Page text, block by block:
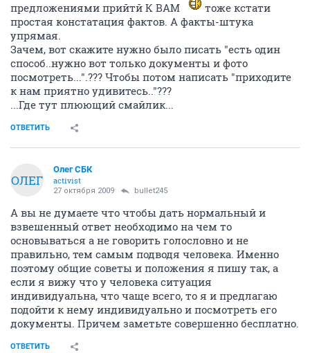
предложениями прийтй К ВАМ
тоже кстати
простая констатация фактов. А факты-штука
упрямая.
Зачем, вот скажите нужно было писать "есть один
способ..нужно вот только документы и фото
посмотреть...".??? Чтобы потом написать "приходите
к нам приятно удивитесь.."???
...Где тут плюющий смайлик...
ОТВЕТИТЬ
ОЛЕГ
Олег СБК
activist
27 октября 2009 bullet245
А вы не думаете что чтобы дать нормальный и
взвешенный ответ необходимо на чем то
основываться а не говорить голословно и не
правильно, тем самым подводя человека. Именно
поэтому общие советы и положения я пишу так, а
если я вижу что у человека ситуация
индивидуальна, что чаще всего, то я и предлагаю
подойти к нему индивидуально и посмотреть его
документы. Причем заметьте совершенно бесплатно.
ОТВЕТИТЬ